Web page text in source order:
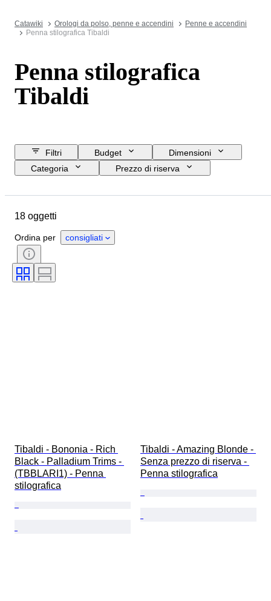
Catawiki Orologi da polso, penne e accendini
Penne e accendini
Penna stilografica Tibaldi
Penna stilografica
Tibaldi
Filtri Budget
Dimensioni
Categoria
Prezzo di riserva
Oggetto
Materiale
Condizioni
Periodo
Epoca
Misura del pennino
18 oggetti
Ordina per consigliati
Tibaldi - Bononia - Rich
Black - Palladium Trims -
(TBBLARI1) - Penna
stilografica
Tibaldi - Amazing Blonde -
Senza prezzo di riserva -
Penna stilografica